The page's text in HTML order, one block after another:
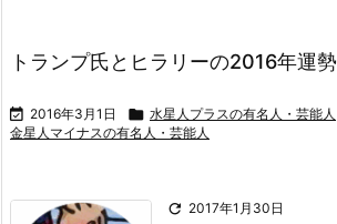
トランプ氏とヒラリーの2016年運勢
 2016年3月1日  水星人プラスの有名人・芸能人
金星人マイナスの有名人・芸能人
 2017年1月30日